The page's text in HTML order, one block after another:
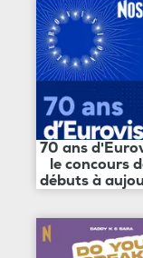
70 ans
le concours
débuts à